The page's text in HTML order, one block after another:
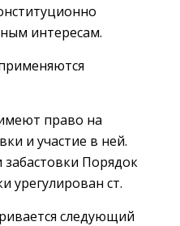
интересам.
право на
и участие в ней.
Порядок
урегулирован ст.
следующий